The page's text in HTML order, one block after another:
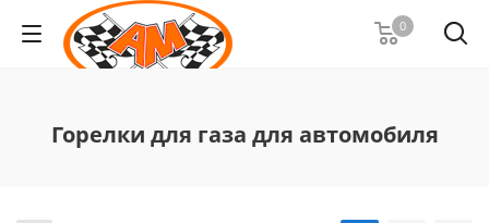
0
Горелки для газа для автомобиля